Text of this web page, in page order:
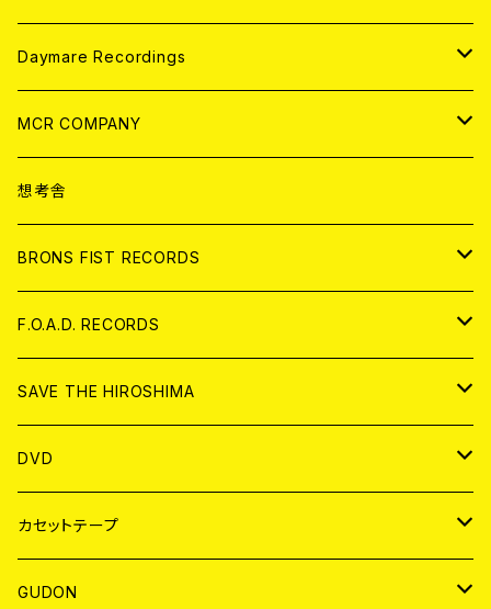
アパレル
ANALOG
CD
ANALOG
Daymare Recordings
CD
ANALOG
MCR COMPANY
CD
アパレル
ANALOG
想考舎
BRONS FIST RECORDS
CD
ANALOG
F.O.A.D. RECORDS
CD
ANALOG
SAVE THE HIROSHIMA
アパレル
BADGE
DVD
JAPAN
WORLD
カセットテープ
JAPAN
GUDON